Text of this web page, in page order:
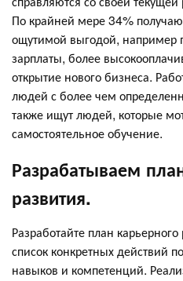
По крайней мере 34%
ощутимой выгодой, например
зарплаты, более
открытие нового бизнеса.
людей с более чем
также ищут людей, которые
самостоятельное обучение.
Разрабатываем
развития.
Разработайте план
список конкретных действий
навыков и компетенций.